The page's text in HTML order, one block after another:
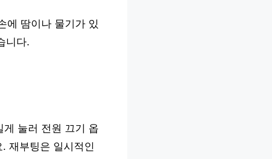
에 땀이나 물기가 있
니다.
게 눌러 전원 끄기 옵
재부팅은 일시적인